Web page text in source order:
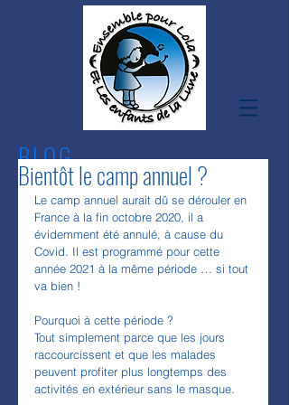
BLOG
Bientôt le camp annuel ?
Le camp annuel aurait dû se dérouler en
France à la fin octobre 2020, il a
évidemment été annulé, à cause du
Covid. Il est programmé pour cette
année 2021 à la même période … si tout
va bien !
Pourquoi à cette période ?
Tout simplement parce que les jours
raccourcissent et que les malades
peuvent profiter plus longtemps des
activités en extérieur sans le masque.